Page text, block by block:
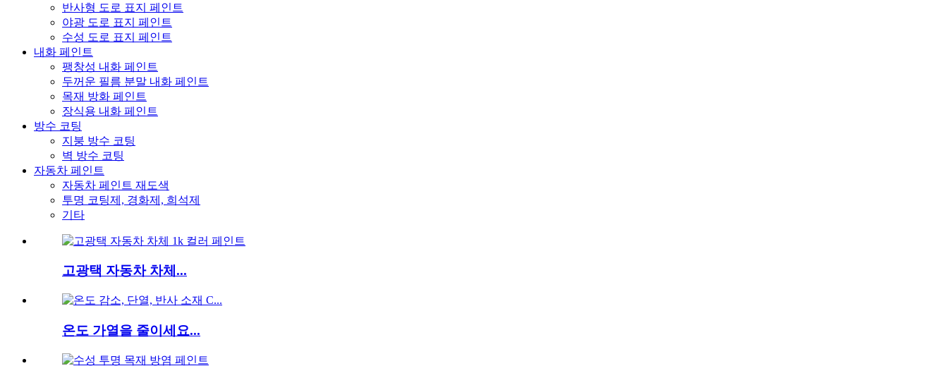
반사형 도로 표지 페인트
야광 도로 표지 페인트
수성 도로 표지 페인트
내화 페인트
팽창성 내화 페인트
두꺼운 필름 분말 내화 페인트
목재 방화 페인트
장식용 내화 페인트
방수 코팅
지붕 방수 코팅
벽 방수 코팅
자동차 페인트
자동차 페인트 재도색
투명 코팅제, 경화제, 희석제
기타
고광택 자동차 차체...
온도 가열을 줄이세요...